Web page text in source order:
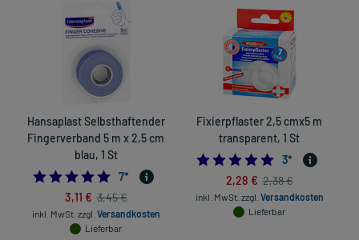
Hansaplast Selbsthaftender
Fingerverband 5 m x 2,5 cm
blau, 1 St
4.714285714285714
7*
3,11 € 3,45 €
inkl. MwSt. zzgl. Versandkosten
Lieferbar
Fixierpflaster 2,5 cmx5 m
transparent, 1 St
5.0
3*
2,28 € 2,38 €
inkl. MwSt. zzgl. Versandkosten
Lieferbar